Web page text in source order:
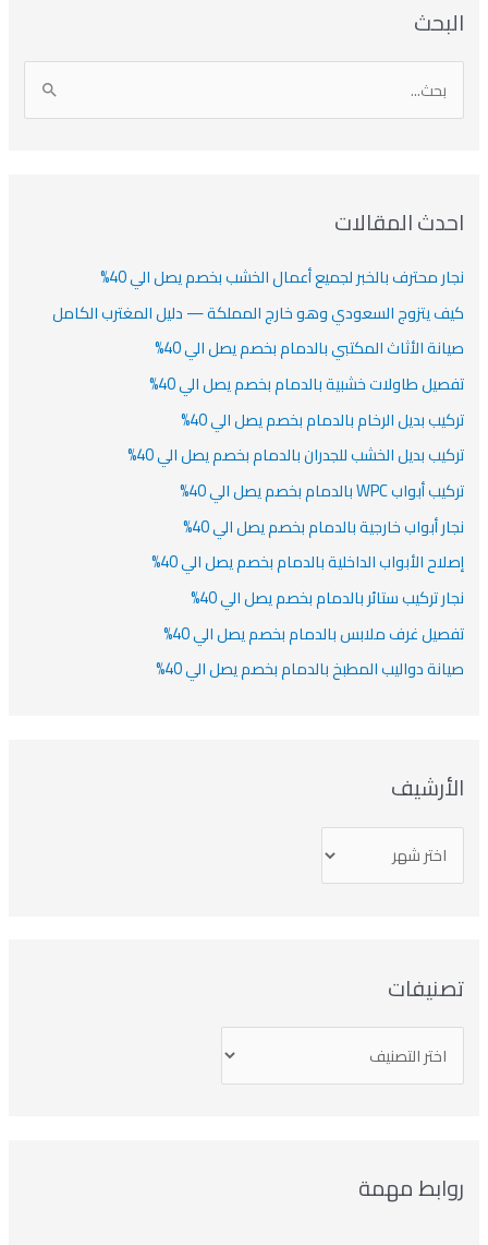
البحث
ل
ث
ن
:
احدث المقالات
نجار محترف بالخبر لجميع أعمال الخشب بخصم يصل الي 40%
كيف يتزوج السعودي وهو خارج المملكة — دليل المغترب الكامل
صيانة الأثاث المكتبي بالدمام بخصم يصل الي 40%
تفصيل طاولات خشبية بالدمام بخصم يصل الي 40%
تركيب بديل الرخام بالدمام بخصم يصل الي 40%
تركيب بديل الخشب للجدران بالدمام بخصم يصل الي 40%
تركيب أبواب WPC بالدمام بخصم يصل الي 40%
نجار أبواب خارجية بالدمام بخصم يصل الي 40%
إصلاح الأبواب الداخلية بالدمام بخصم يصل الي 40%
نجار تركيب ستائر بالدمام بخصم يصل الي 40%
تفصيل غرف ملابس بالدمام بخصم يصل الي 40%
صيانة دواليب المطبخ بالدمام بخصم يصل الي 40%
الأرشيف
ل
ش
تصنيفات
ص
ف
روابط مهمة
ل
ش
ل
ن
ا